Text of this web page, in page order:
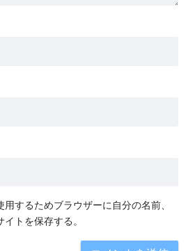
するためブラウザーに自分の名前、
トを保存する。